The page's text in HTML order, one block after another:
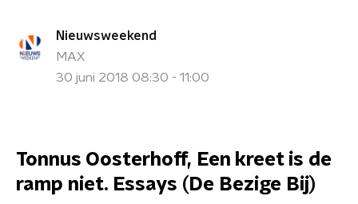
Nieuwsweekend
MAX
30 juni 2018 08:30 - 11:00
Tonnus Oosterhoff, Een kreet is de
ramp niet. Essays (De Bezige Bij)